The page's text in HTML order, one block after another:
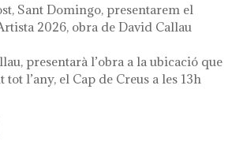
Sant Domingo, presentarem el
2026, obra de David Callau
presentarà l’obra a la ubicació que
l’any, el Cap de Creus a les 13h
presentació càntir gegant d'artista